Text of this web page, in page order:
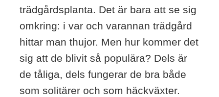
trädgårdsplanta. Det är bara att se sig
omkring: i var och varannan trädgård
hittar man thujor. Men hur kommer det
sig att de blivit så populära? Dels är
de tåliga, dels fungerar de bra både
som solitärer och som häckväxter.